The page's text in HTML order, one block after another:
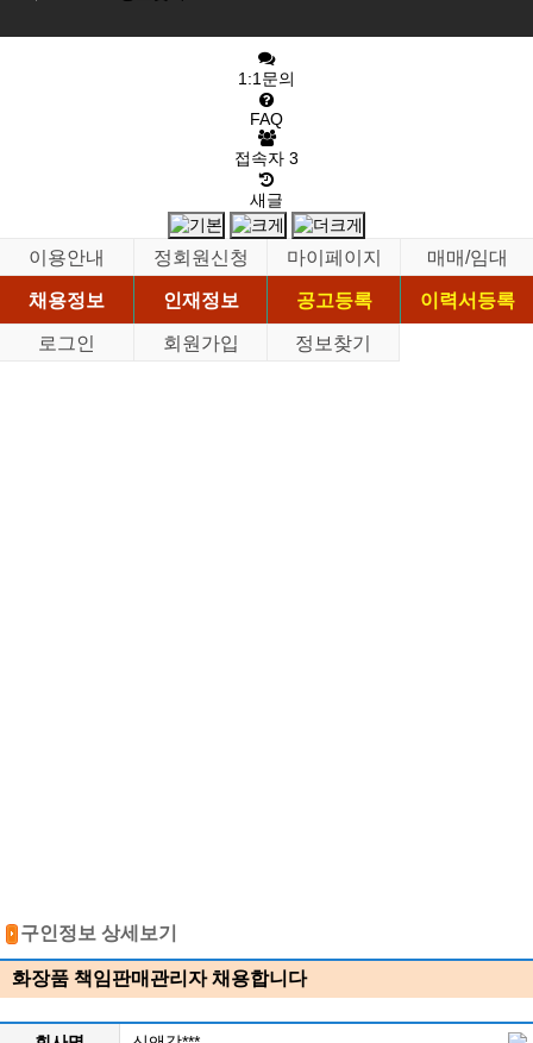
1:1문의
FAQ
접속자 3
새글
이용안내 정회원신청 마이페이지
매매/임대
채용정보
인재정보 공고등록
이력서등록
로그인
회원가입 정보찾기
구인정보 상세보기
화장품 책임판매관리자 채용합니다